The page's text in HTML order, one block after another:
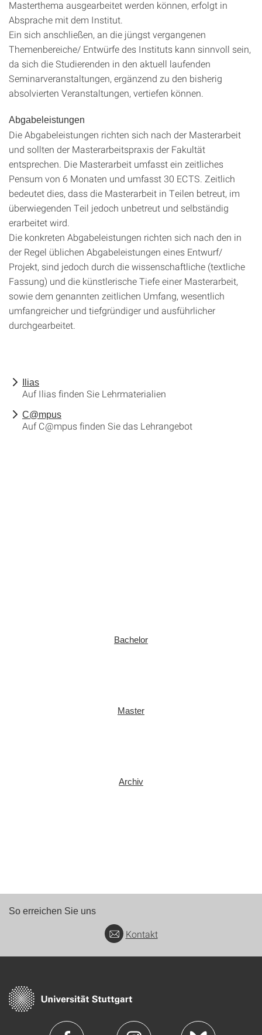
Masterthema ausgearbeitet werden können, erfolgt in
Absprache mit dem Institut.
Ein sich anschließen, an die jüngst vergangenen
Themenbereiche/ Entwürfe des Instituts kann sinnvoll sein,
da sich die Studierenden in den aktuell laufenden
Seminarveranstaltungen, ergänzend zu den bisherig
absolvierten Veranstaltungen, vertiefen können.
Abgabeleistungen
Die Abgabeleistungen richten sich nach der Masterarbeit
und sollten der Masterarbeitspraxis der Fakultät
entsprechen. Die Masterarbeit umfasst ein zeitliches
Pensum von 6 Monaten und umfasst 30 ECTS. Zeitlich
bedeutet dies, dass die Masterarbeit in Teilen betreut, im
überwiegenden Teil jedoch unbetreut und selbständig
erarbeitet wird.
Die konkreten Abgabeleistungen richten sich nach den in
der Regel üblichen Abgabeleistungen eines Entwurf/
Projekt, sind jedoch durch die wissenschaftliche (textliche
Fassung) und die künstlerische Tiefe einer Masterarbeit,
sowie dem genannten zeitlichen Umfang, wesentlich
umfangreicher und tiefgründiger und ausführlicher
durchgearbeitet.
Ilias
Auf Ilias finden Sie Lehrmaterialien
C@mpus
Auf C@mpus finden Sie das Lehrangebot
Bachelor
Master
Archiv
So erreichen Sie uns
Kontakt